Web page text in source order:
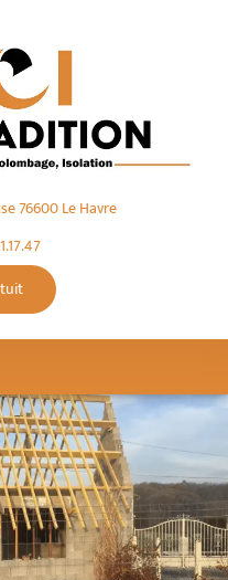
76600 Le Havre